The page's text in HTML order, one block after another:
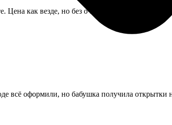
Цена как везде, но без очереди, я в обеденный
всё оформили, но бабушка получила открытки